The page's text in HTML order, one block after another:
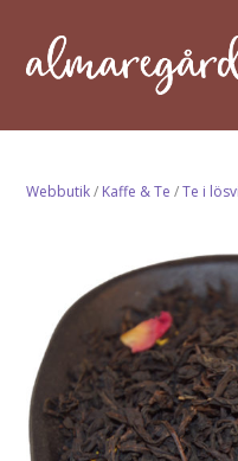
Webbutik/ Kaffe & Te /Te i